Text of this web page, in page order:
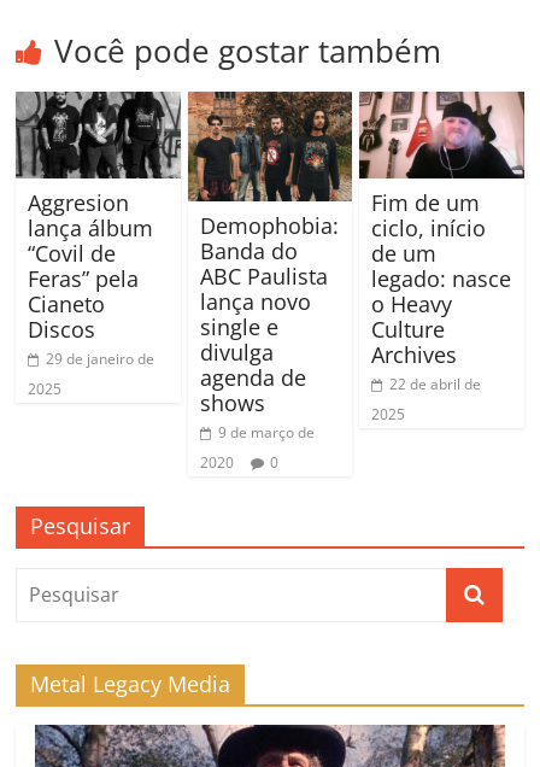
Você pode gostar também
Aggresion
lança álbum
“Covil de
Feras” pela
Cianeto
Discos
29 de janeiro de
2025
Demophobia:
Banda do
ABC Paulista
lança novo
single e
divulga
agenda de
shows
9 de março de
2020
0
Fim de um
ciclo, início
de um
legado: nasce
o Heavy
Culture
Archives
22 de abril de
2025
Pesquisar
Metal Legacy Media